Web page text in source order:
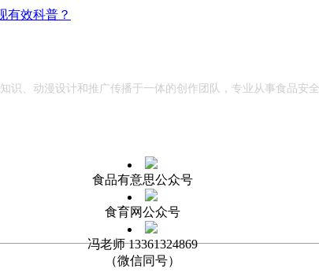
有效科普？
识、动漫设计和推广传播于一体的创作团队，专业从事食品安
食品有意思公众号
食育网公众号
冯老师 13361324869
（微信同号）